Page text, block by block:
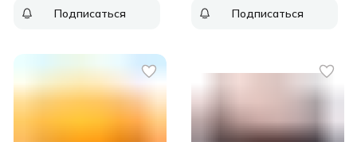
макс.темп.:200С
Подписаться Подписаться